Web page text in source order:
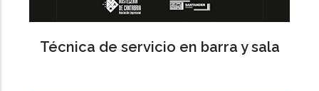
Técnica de servicio en barra y sala